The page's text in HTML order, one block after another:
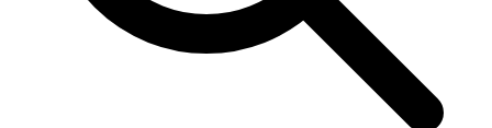
Football Regeln